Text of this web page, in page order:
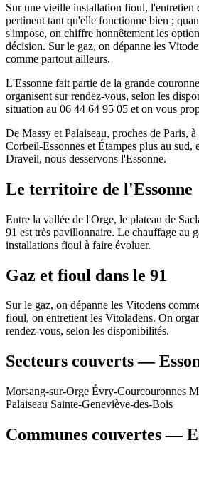
Sur une vieille installation fioul, l'entretien
pertinent tant qu'elle fonctionne bien ;
s'impose, on chiffre honnêtement les
décision. Sur le gaz, on dépanne les
comme partout ailleurs.
L'Essonne fait partie de la grande
organisent sur rendez-vous, selon les
situation au 06 44 64 95 05 et on vous
De Massy et Palaiseau, proches de Paris,
Corbeil-Essonnes et Étampes plus au sud,
Draveil, nous desservons l'Essonne.
Le territoire de l'Essonne
Entre la vallée de l'Orge, le plateau de
91 est très pavillonnaire. Le chauffage au
installations fioul à faire évoluer.
Gaz et fioul dans le 91
Sur le gaz, on dépanne les Vitodens
fioul, on entretient les Vitoladens. On
rendez-vous, selon les disponibilités.
Secteurs couverts —
Morsang-sur-Orge Évry-Courcouronnes
Palaiseau Sainte-Geneviève-des-Bois
Communes couvertes —